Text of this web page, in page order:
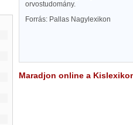
orvostudomány.
Forrás: Pallas Nagylexikon
Maradjon online a